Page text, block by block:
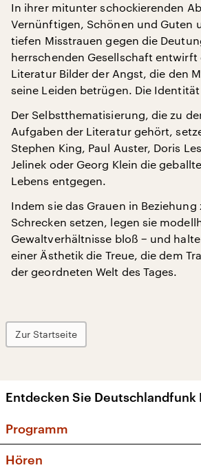
In ihrer mitunter schockierenden
Vernünftigen, Schönen und Guten
tiefen Misstrauen gegen die
herrschenden Gesellschaft
Literatur Bilder der Angst, die den
seine Leiden betrügen. Die
Der Selbstthematisierung, die zu
Aufgaben der Literatur gehört,
Stephen King, Paul Auster, Doris
Jelinek oder Georg Klein die
Lebens entgegen.
Indem sie das Grauen in Beziehung
Schrecken setzen, legen sie
Gewaltverhältnisse bloß − und
einer Ästhetik die Treue, die dem
der geordneten Welt des Tages.
Zur Startseite
Entdecken Sie Deutschlandfunk
Programm
Hören